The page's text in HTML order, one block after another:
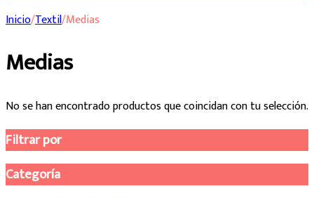
Inicio/Textil/Medias
Medias
No se han encontrado productos que coincidan con tu selección.
Filtrar por
Categoría